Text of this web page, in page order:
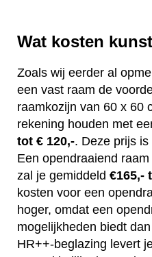
Wat kosten
Zoals wij eerder al
een vast raam de
raamkozijn van 60 x 60
rekening houden met
tot € 120,-. Deze prijs
Een opendraaiend
zal je gemiddeld €165,-
kosten voor een
hoger, omdat een
mogelijkheden biedt
HR++-beglazing levert